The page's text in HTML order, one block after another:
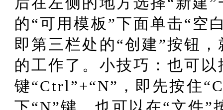
的“可用模板”下面单击“空
即第三栏处的“创建”按钮
的工作了。小技巧：也可
键“Ctrl”+“N”，即先按住